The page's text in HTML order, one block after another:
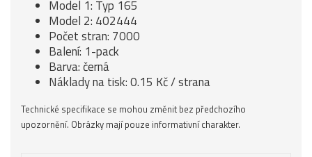
Model 1: Typ 165
Model 2: 402444
Počet stran: 7000
Balení: 1-pack
Barva: černá
Náklady na tisk: 0.15 Kč / strana
Technické specifikace se mohou změnit bez předchozího
upozornění. Obrázky mají pouze informativní charakter.